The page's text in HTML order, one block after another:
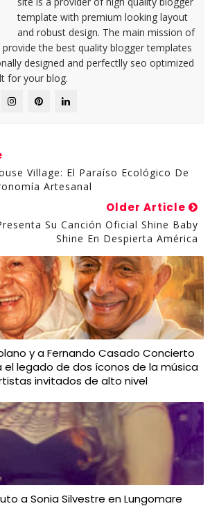
template with premium looking layout
and robust design. The main mission of
the best quality blogger templates
designed and perfectlly seo optimized
for your blog.
Village: El Paraíso Ecológico De
Artesanal
Older Article
Su Canción Oficial Shine Baby
Shine En Despierta América
y a Fernando Casado Concierto
el legado de dos íconos de la música
invitados de alto nivel
a Sonia Silvestre en Lungomare